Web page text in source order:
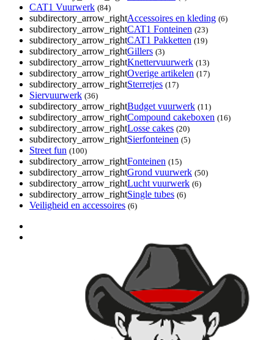
CAT1 Vuurwerk (84)
subdirectory_arrow_rightAccessoires en kleding (6)
subdirectory_arrow_rightCAT1 Fonteinen (23)
subdirectory_arrow_rightCAT1 Pakketten (19)
subdirectory_arrow_rightGillers (3)
subdirectory_arrow_rightKnettervuurwerk (13)
subdirectory_arrow_rightOverige artikelen (17)
subdirectory_arrow_rightSterretjes (17)
Siervuurwerk (36)
subdirectory_arrow_rightBudget vuurwerk (11)
subdirectory_arrow_rightCompound cakeboxen (16)
subdirectory_arrow_rightLosse cakes (20)
subdirectory_arrow_rightSierfonteinen (5)
Street fun (100)
subdirectory_arrow_rightFonteinen (15)
subdirectory_arrow_rightGrond vuurwerk (50)
subdirectory_arrow_rightLucht vuurwerk (6)
subdirectory_arrow_rightSingle tubes (6)
Veiligheid en accessoires (6)